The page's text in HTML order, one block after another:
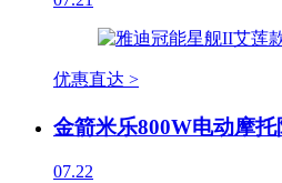
优惠直达 >
金箭米乐800W电动摩
07.22